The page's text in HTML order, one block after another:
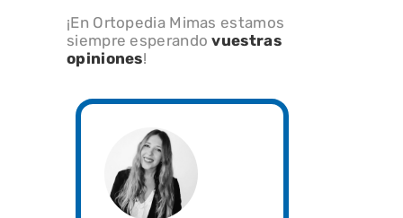
¡En Ortopedia Mimas estamos
siempre esperandovuestras
opiniones!